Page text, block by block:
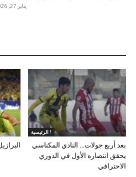
يناير 27, 2026 16:37
الرئيسية !
بعد أربع جولات… النادي المكناسي
يحقق انتصاره الأول في الدوري
الاحترافي